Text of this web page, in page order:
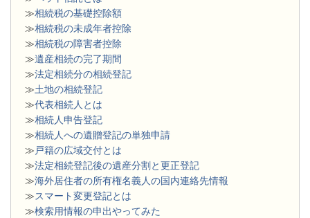
≫相続税の基礎控除額
≫相続税の未成年者控除
≫相続税の障害者控除
≫遺産相続の完了期間
≫法定相続分の相続登記
≫土地の相続登記
≫代表相続人とは
≫相続人申告登記
≫相続人への遺贈登記の単独申請
≫戸籍の広域交付とは
≫法定相続登記後の遺産分割と更正登記
≫海外居住者の所有権名義人の国内連絡先情報
≫スマート変更登記とは
≫検索用情報の申出やってみた